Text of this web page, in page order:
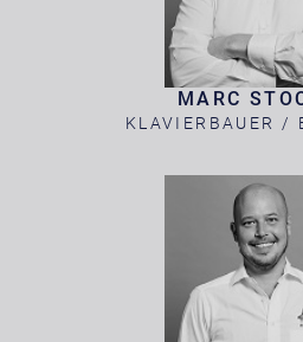
MARC
KLAVIERBAUER /